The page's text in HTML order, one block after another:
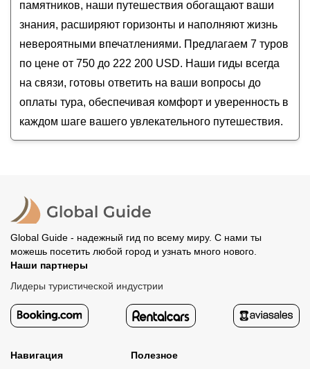
Сингапур, Малайзия
памятников, наши путешествия обогащают ваши
знания, расширяют горизонты и наполняют жизнь
невероятными впечатлениями. Предлагаем 7 туров
по цене от 750 до 222 200 USD. Наши гиды всегда
на связи, готовы ответить на ваши вопросы до
оплаты тура, обеспечивая комфорт и уверенность в
каждом шаге вашего увлекательного путешествия.
Global Guide - надежный гид по всему миру. С нами ты
можешь посетить любой город и узнать много нового.
Наши партнеры
Лидеры туристической индустрии
Навигация
Полезное